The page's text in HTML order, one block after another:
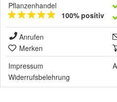
Pflanzenhandel
100% positiv
Anrufen
Merken
Impressum
Widerrufsbelehrung